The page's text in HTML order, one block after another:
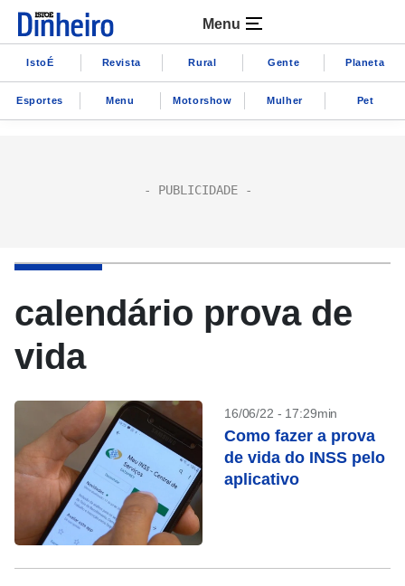
Menu
IstoÉ Revista Rural Gente Planeta
Esportes Menu Motorshow Mulher Pet
calendário prova de
vida
16/06/22 - 17:29min
Como fazer a prova
de vida do INSS pelo
aplicativo